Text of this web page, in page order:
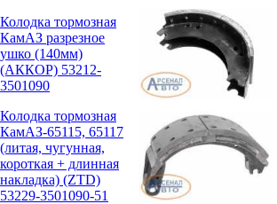
Колодка тормозная
КамАЗ разрезное
ушко (140мм)
(АККОР) 53212-
3501090
Колодка тормозная
КамАЗ-65115, 65117
(литая, чугунная,
короткая + длинная
накладка) (ZTD)
53229-3501090-51